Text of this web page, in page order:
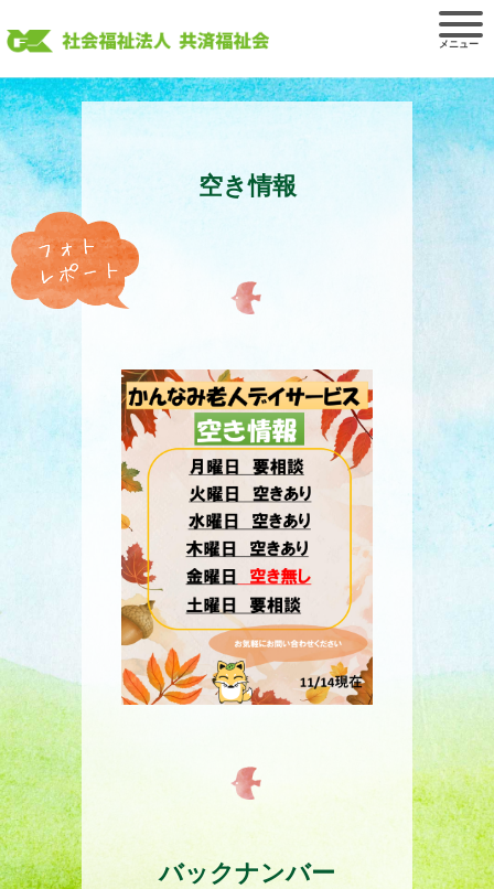
to
content
空き情報
バックナンバー